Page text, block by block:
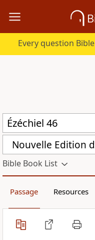
Bible Book List
Passage Resources